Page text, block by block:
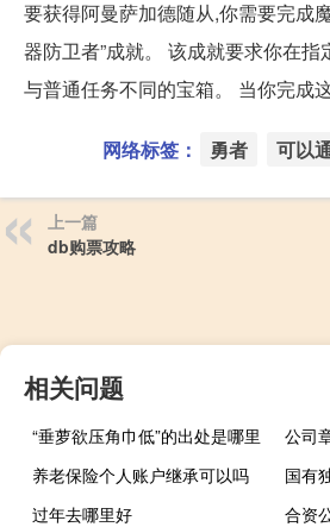
要获得阿曼萨加德随从,你需要完成
器防卫者”成就。 该成就要求你在指
与普通任务不同的宝箱。 当你完成
网络标签： 勇者 可以
上一篇
db购票攻略
相关问题
“垂萝欲压角巾低”的出处是哪里
公司
养老保险个人账户继承可以吗
国有
过年去哪里好
合资